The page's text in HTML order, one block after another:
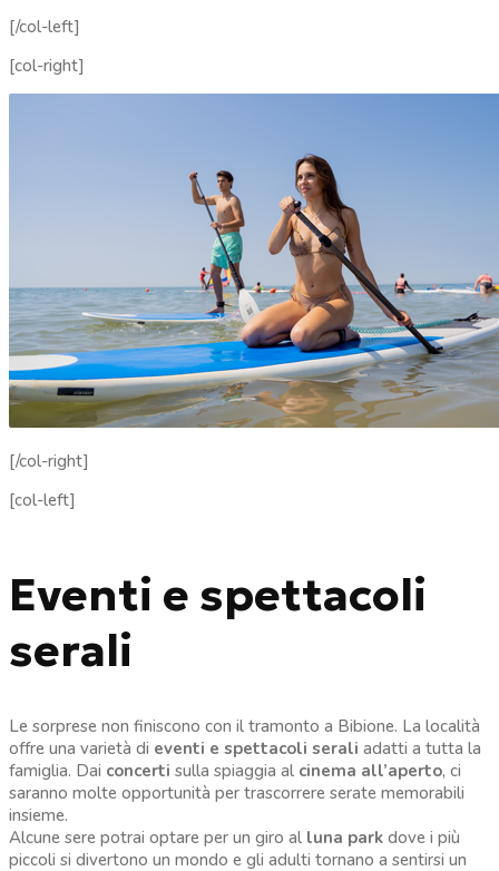
[/col-left]
[col-right]
[/col-right]
[col-left]
Eventi e spettacoli
serali
Le sorprese non finiscono con il tramonto a Bibione. La località
offre una varietà di eventi e spettacoli serali adatti a tutta la
famiglia. Dai concerti sulla spiaggia al cinema all’aperto, ci
saranno molte opportunità per trascorrere serate memorabili
insieme.
Alcune sere potrai optare per un giro al luna park dove i più
piccoli si divertono un mondo e gli adulti tornano a sentirsi un